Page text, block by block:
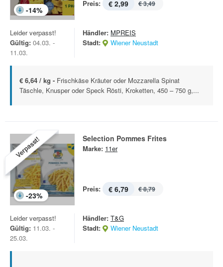
-14%
Preis: € 2,99 € 3,49
Leider verpasst!
Gültig: 04.03. -
11.03.
Händler: MPREIS
Stadt:
Wiener Neustadt
€ 6,64 / kg - Frischkäse Kräuter oder Mozzarella Spinat
Täschle, Knusper oder Speck Rösti, Kroketten, 450 – 750 g,...
Verpasst!
-23%
Selection Pommes Frites
Marke: 11er
Preis: € 6,79 € 8,79
Leider verpasst!
Gültig: 11.03. -
25.03.
Händler: T&G
Stadt:
Wiener Neustadt